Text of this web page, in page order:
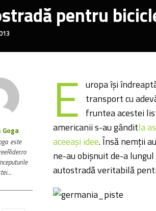
pentru
este
E uropa își
transport cu
fruntea acestei
americanii s-au gânditla
aceeași idee. Însă nemții
ne-au obișnuit de-a
autostradă veritabilă